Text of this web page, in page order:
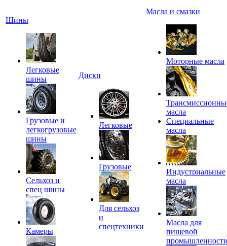
Шины
Легковые
шины
Грузовые и
легкогрузовые
шины
Сельхоз и
спец шины
Камеры
Диски
Легковые
Грузовые
Для сельхоз
и
спецтехники
Масла и смазки
Моторные масла
масла
Специальные
масла
Индустриальные
масла
Масла для
пищевой